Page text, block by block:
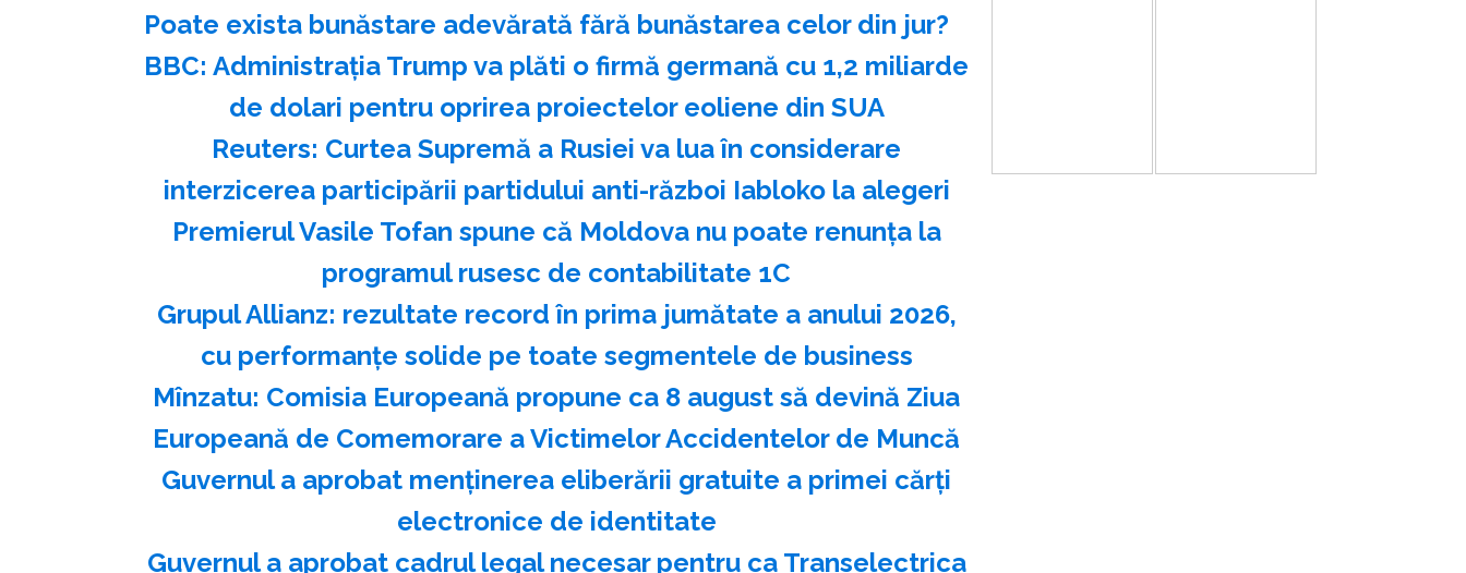
Poate exista bunăstare adevărată fără bunăstarea celor din jur?
BBC: Administraţia Trump va plăti o firmă germană cu 1,2 miliarde
de dolari pentru oprirea proiectelor eoliene din SUA
Reuters: Curtea Supremă a Rusiei va lua în considerare
interzicerea participării partidului anti-război Iabloko la alegeri
Premierul Vasile Tofan spune că Moldova nu poate renunţa la
programul rusesc de contabilitate 1C
Grupul Allianz: rezultate record în prima jumătate a anului 2026,
cu performanțe solide pe toate segmentele de business
Mînzatu: Comisia Europeană propune ca 8 august să devină Ziua
Europeană de Comemorare a Victimelor Accidentelor de Muncă
Guvernul a aprobat menţinerea eliberării gratuite a primei cărţi
electronice de identitate
Guvernul a aprobat cadrul legal necesar pentru ca Transelectrica